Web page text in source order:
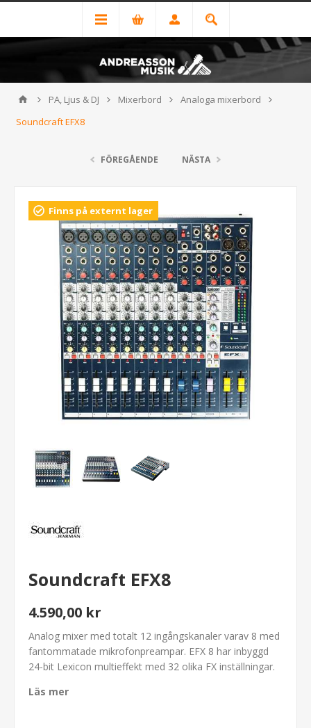
PA, Ljus & DJ Mixerbord
Analoga mixerbord
Soundcraft EFX8
FÖREGÅENDE NÄSTA
Finns på externt lager
Soundcraft EFX8
4.590,00 kr
Analog mixer med totalt 12 ingångskanaler varav 8 med
fantommatade mikrofonpreampar. EFX 8 har inbyggd
24-bit Lexicon multieffekt med 32 olika FX inställningar.
Läs mer